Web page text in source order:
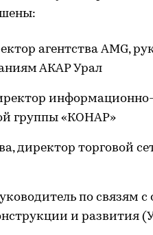
агентства AMG,
АКАР Урал
группы «КОНАР»
директор торговой
по связям с
и развития